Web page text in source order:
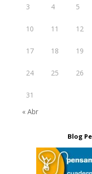
3 4 5
10 11 12
17 18 19
24 25 26
31
« Abr
Blog